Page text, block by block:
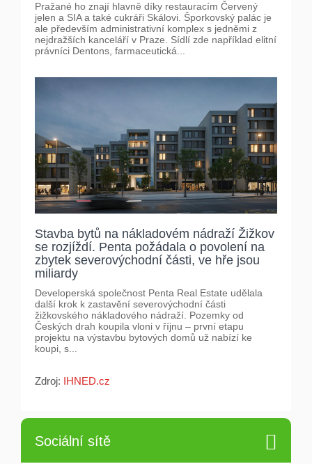
Pražané ho znají hlavně díky restauracím Červený
jelen a SIA a také cukráři Skálovi. Šporkovský palác je
ale především administrativní komplex s jedněmi z
nejdražších kanceláří v Praze. Sídlí zde například elitní
právníci Dentons, farmaceutická...
Stavba bytů na nákladovém nádraží Žižkov
se rozjíždí. Penta požádala o povolení na
zbytek severovýchodní části, ve hře jsou
miliardy
Developerská společnost Penta Real Estate udělala
další krok k zastavění severovýchodní části
žižkovského nákladového nádraží. Pozemky od
Českých drah koupila vloni v říjnu – první etapu
projektu na výstavbu bytových domů už nabízí ke
koupi, s...
Zdroj: IHNED.cz
Sociální sítě